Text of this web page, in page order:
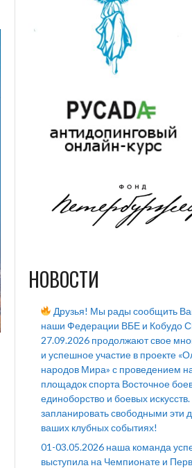
НОВОСТИ
Друзья! Мы рады сообщить
наши Федерации ВБЕ и Кобудо
27.09.2026 продолжают свое
и успешное участие в проекте
народов Мира» с проведением
площадок спорта Восточное
единоборство и боевых
запланировать свободными эти
ваших клубных событиях!
01-03.05.2026 наша команда
выступила на Чемпионате и